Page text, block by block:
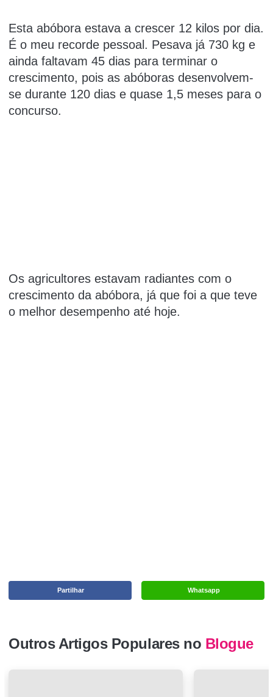
Esta abóbora estava a crescer 12 kilos por dia.
É o meu recorde pessoal. Pesava já 730 kg e
ainda faltavam 45 dias para terminar o
crescimento, pois as abóboras desenvolvem-
se durante 120 dias e quase 1,5 meses para o
concurso.
Os agricultores estavam radiantes com o
crescimento da abóbora, já que foi a que teve
o melhor desempenho até hoje.
Whatsapp
Partilhar
Outros Artigos Populares no Blogue